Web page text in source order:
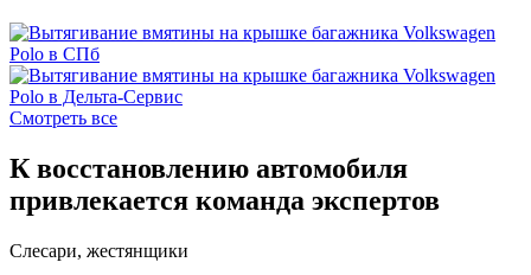
Смотреть все
К восстановлению автомобиля
привлекается команда экспертов
Слесари, жестянщики